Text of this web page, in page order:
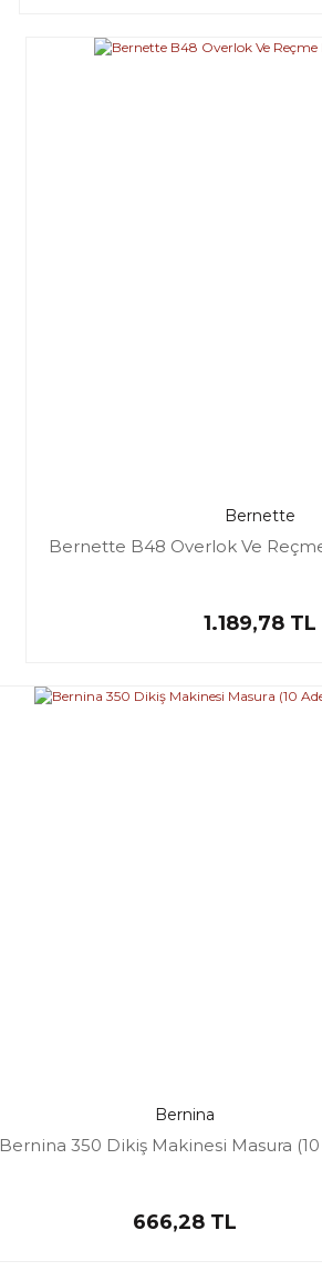
Bernette
Bernette B48 Overlok Ve
1.189,78 TL
Bernina
Bernina 350 Dikiş Makinesi Masura
666,28 TL